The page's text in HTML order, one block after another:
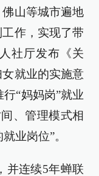
山等城市遍地
作，实现了带
社厅发布《关
就业的实施意
“妈妈岗”就业
、管理模式相
业岗位”。
并连续5年蝉联